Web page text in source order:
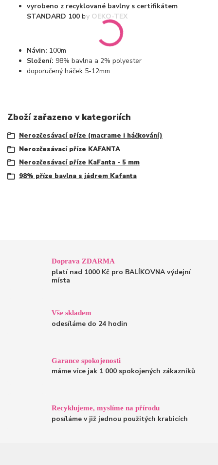
vyrobeno z recyklované bavlny s certifikátem
STANDARD 100 by OEKO-TEX
Návin: 100m
Složení: 98% bavlna a 2% polyester
doporučený háček 5-12mm
Zboží zařazeno v kategoriích
Nerozčesávací příze (macrame i háčkování)
Nerozčesávací příze KAFANTA
Nerozčesávací příze KaFanta - 5 mm
98% příze bavlna s jádrem Kafanta
Doprava ZDARMA
platí nad 1000 Kč pro BALÍKOVNA výdejní
místa
Vše skladem
odesíláme do 24 hodin
Garance spokojenosti
máme více jak 1 000 spokojených zákazníků
Recyklujeme, myslíme na přírodu
posíláme v již jednou použitých krabicích